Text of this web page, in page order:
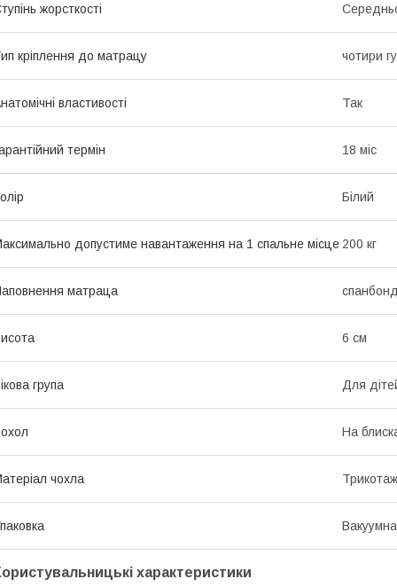
жорсткості
кріплення до матрацу чотири
властивості Так
термін 18 міс
Білий
допустиме навантаження на 1 спальне місце 200 кг
матраца
6 см
група Для
На
чохла Трикотаж
Вакуумна
характеристики